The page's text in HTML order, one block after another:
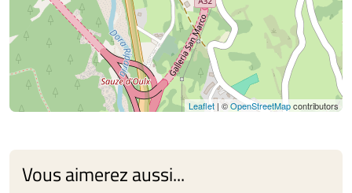
Leaflet| ©OpenStreetMapcontributors
Vous aimerez aussi...